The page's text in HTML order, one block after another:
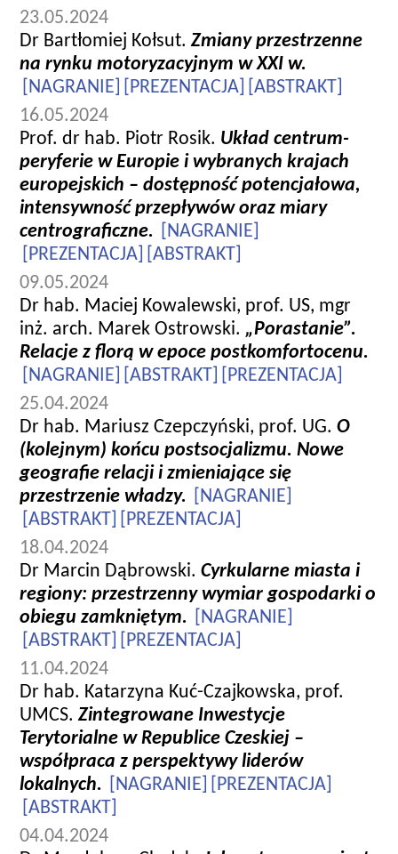
23.05.2024
Dr Bartłomiej Kołsut. Zmiany przestrzenne
na rynku motoryzacyjnym w XXI w.
[NAGRANIE]
[PREZENTACJA]
[ABSTRAKT]
16.05.2024
Prof. dr hab. Piotr Rosik. Układ centrum-
peryferie w Europie i wybranych krajach
europejskich – dostępność potencjałowa,
intensywność przepływów oraz miary
centrograficzne.
[NAGRANIE]
[PREZENTACJA]
[ABSTRAKT]
09.05.2024
Dr hab. Maciej Kowalewski, prof. US, mgr
inż. arch. Marek Ostrowski. „Porastanie”.
Relacje z florą w epoce postkomfortocenu.
[NAGRANIE]
[ABSTRAKT]
[PREZENTACJA]
25.04.2024
Dr hab. Mariusz Czepczyński, prof. UG. O
(kolejnym) końcu postsocjalizmu. Nowe
geografie relacji i zmieniające się
przestrzenie władzy.
[NAGRANIE]
[ABSTRAKT]
[PREZENTACJA]
18.04.2024
Dr Marcin Dąbrowski. Cyrkularne miasta i
regiony: przestrzenny wymiar gospodarki o
obiegu zamkniętym.
[NAGRANIE]
[ABSTRAKT]
[PREZENTACJA]
11.04.2024
Dr hab. Katarzyna Kuć-Czajkowska, prof.
UMCS. Zintegrowane Inwestycje
Terytorialne w Republice Czeskiej –
współpraca z perspektywy liderów
lokalnych.
[NAGRANIE]
[PREZENTACJA]
[ABSTRAKT]
04.04.2024